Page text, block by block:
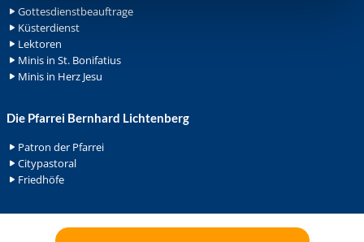
Gottesdienstbeauftrage
Küsterdienst
Lektoren
Minis in St. Bonifatius
Minis in Herz Jesu
Die Pfarrei Bernhard Lichtenberg
Patron der Pfarrei
Citypastoral
Friedhöfe